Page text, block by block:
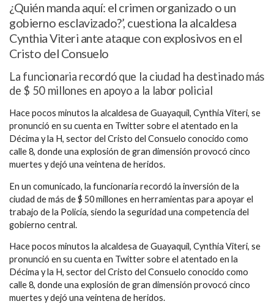
¿Quién manda aquí: el crimen organizado o un
gobierno esclavizado?’, cuestiona la alcaldesa
Cynthia Viteri ante ataque con explosivos en el
Cristo del Consuelo
La funcionaria recordó que la ciudad ha destinado más
de $ 50 millones en apoyo a la labor policial
Hace pocos minutos la alcaldesa de Guayaquil, Cynthia Viteri, se
pronunció en su cuenta en Twitter sobre el atentado en la
Décima y la H, sector del Cristo del Consuelo conocido como
calle 8, donde una explosión de gran dimensión provocó cinco
muertes y dejó una veintena de heridos.
En un comunicado, la funcionaria recordó la inversión de la
ciudad de más de $ 50 millones en herramientas para apoyar el
trabajo de la Policía, siendo la seguridad una competencia del
gobierno central.
Hace pocos minutos la alcaldesa de Guayaquil, Cynthia Viteri, se
pronunció en su cuenta en Twitter sobre el atentado en la
Décima y la H, sector del Cristo del Consuelo conocido como
calle 8, donde una explosión de gran dimensión provocó cinco
muertes y dejó una veintena de heridos.